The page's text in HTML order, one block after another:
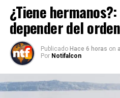
¿Tiene
depender del
Publicado Hace 6 horas on
Por Notifalcon